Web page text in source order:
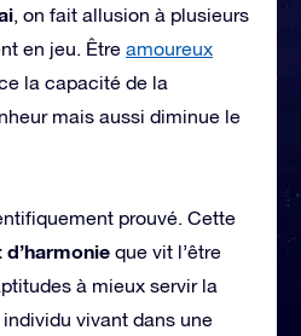
, on fait allusion à plusieurs
en jeu. Être amoureux
la capacité de la
mais aussi diminue le
prouvé. Cette
que vit l’être
à mieux servir la
vivant dans une